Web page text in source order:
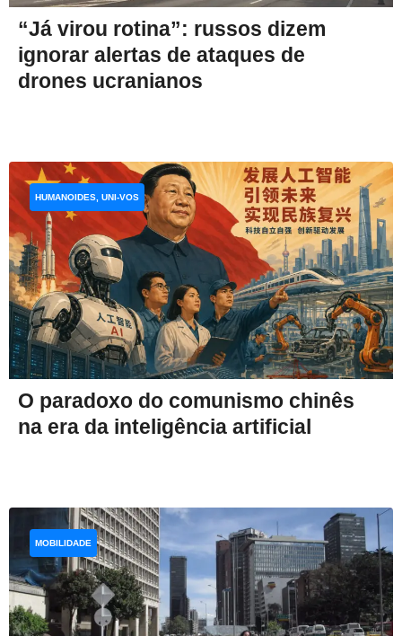
“Já virou rotina”: russos dizem
ignorar alertas de ataques de
drones ucranianos
O paradoxo do comunismo chinês
na era da inteligência artificial
HUMANOIDES, UNI-VOS
MOBILIDADE